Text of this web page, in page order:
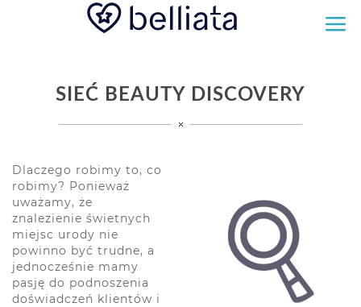
SIEĆ BEAUTY DISCOVERY
Dlaczego robimy to, co
robimy? Ponieważ
uważamy, że
znalezienie świetnych
miejsc urody nie
powinno być trudne, a
jednocześnie mamy
pasję do podnoszenia
doświadczeń klientów i